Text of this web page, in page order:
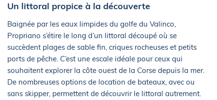
Un littoral propice à la découverte
Baignée par les eaux limpides du golfe du Valinco,
Propriano s’étire le long d’un littoral découpé où se
succèdent plages de sable fin, criques rocheuses et petits
ports de pêche. C’est une escale idéale pour ceux qui
souhaitent explorer la côte ouest de la Corse depuis la mer.
De nombreuses options de location de bateaux, avec ou
sans skipper, permettent de découvrir le littoral autrement.